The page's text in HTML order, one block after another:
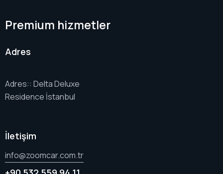
Premium hizmetler
Adres
Adres:: Delta Deluxe
Residence İstanbul
İletişim
info@zoomcar.com.tr